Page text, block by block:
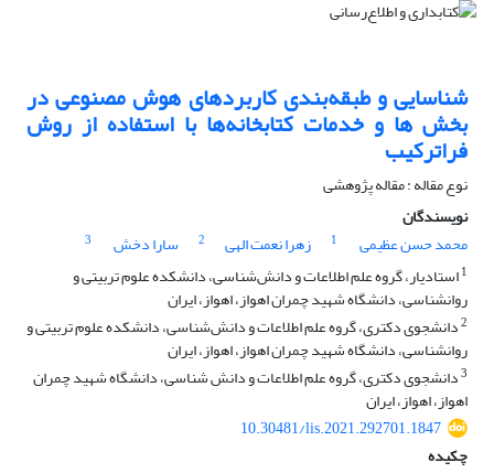
شناسایی و طبقه‌بندی کاربردهای هوش مصنوعی در
بخش ها و خدمات کتابخانه‌ها با استفاده از روش
فراترکیب
نوع مقاله : مقاله پژوهشی
نویسندگان
محمد حسن عظیمی
1 زهرا نعمت الهی 2 سارا دخش
3
1استادیار، گروه علم اطلاعات و دانش‌شناسی، دانشکده علوم تربیتی و
روانشناسی، دانشگاه شهید چمران اهواز، اهواز، ایران
2دانشجوی دکتری، گروه علم اطلاعات و دانش‌شناسی، دانشکده علوم تربیتی و
روانشناسی، دانشگاه شهید چمران اهواز، اهواز، ایران
3دانشجوی دکتری، گروه علم اطلاعات و دانش شناسی، دانشگاه شهید چمران
اهواز، اهواز، ایران
10.30481/lis.2021.292701.1847
چکیده